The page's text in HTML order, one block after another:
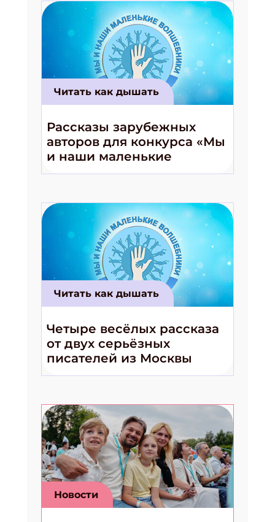
Читать как дышать
Рассказы зарубежных
авторов для конкурса «Мы
и наши маленькие
волшебники!»
Читать как дышать
Четыре весёлых рассказа
от двух серьёзных
писателей из Москвы
Новости